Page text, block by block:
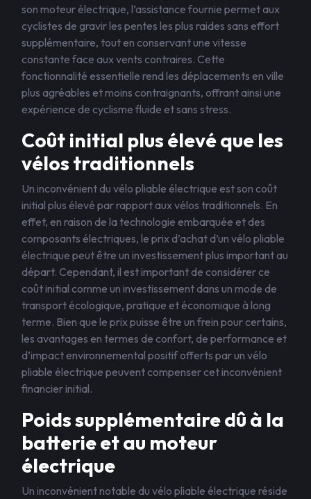
son moteur électrique, l’assistance fournie permet aux
cyclistes de gravir les pentes les plus raides sans effort
supplémentaire, tout en conservant une vitesse
constante face aux vents contraires. Cette
fonctionnalité essentielle rend les déplacements en ville
plus agréables et moins contraignants, offrant ainsi une
expérience de cyclisme fluide et sans stress.
Coût initial plus élevé que les
vélos traditionnels
Un inconvénient du vélo pliable électrique est son coût
initial plus élevé par rapport aux vélos traditionnels. En
effet, en raison de la technologie embarquée et des
composants électriques, le prix d’achat d’un vélo pliable
électrique peut être un investissement plus important au
départ. Cependant, il est important de considérer ce
coût initial comme un investissement dans un mode de
transport écologique, pratique et économique à long
terme. Bien que le prix puisse être un frein pour certains,
les avantages en termes de confort, de performance et
d’impact environnemental positif offerts par un vélo
pliable électrique peuvent compenser cet inconvénient
financier initial.
Poids supplémentaire dû à la
batterie et au moteur
électrique
Un inconvénient notable du vélo pliable électrique réside